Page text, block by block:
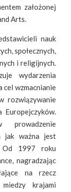
założonej
Arts.
nauk
społecznych,
i religijnych.
wydarzenia
cel wzmacnianie
rozwiązywanie
Europejczyków.
jak ważna jest
Od 1997 roku
nagradzając
na rzecz
krajami